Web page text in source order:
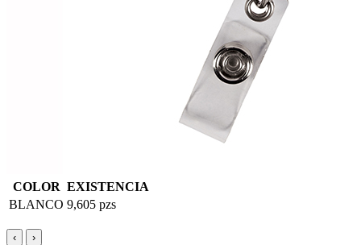
COLOR EXISTENCIA
BLANCO 9,605 pzs
‹ ›